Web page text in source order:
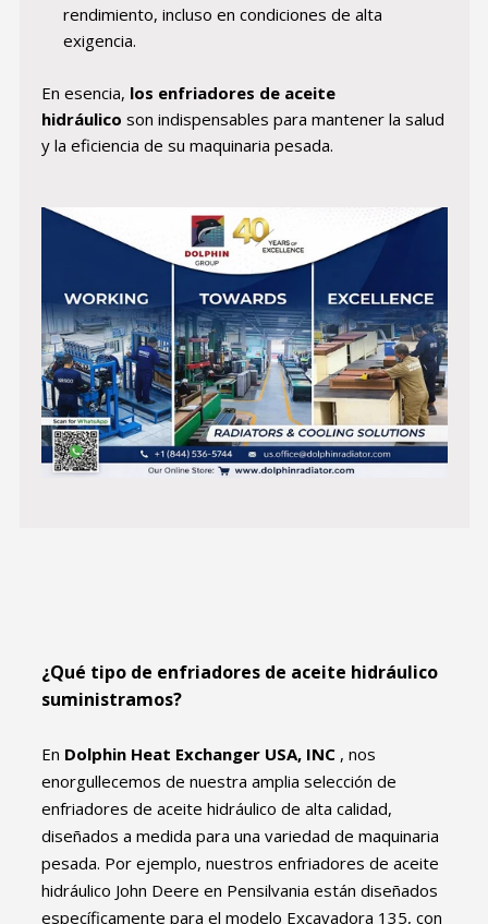
rendimiento, incluso en condiciones de alta
exigencia.
En esencia, los enfriadores de aceite
hidráulico son indispensables para mantener la salud
y la eficiencia de su maquinaria pesada.
¿Qué tipo de enfriadores de aceite hidráulico
suministramos?
En Dolphin Heat Exchanger USA, INC, nos
enorgullecemos de nuestra amplia selección de
enfriadores de aceite hidráulico de alta calidad,
diseñados a medida para una variedad de maquinaria
pesada. Por ejemplo, nuestros enfriadores de aceite
hidráulico John Deere en Pensilvania están diseñados
específicamente para el modelo Excavadora 135, con